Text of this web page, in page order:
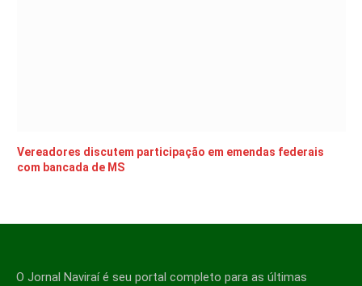
Vereadores discutem participação em emendas federais
com bancada de MS
O Jornal Naviraí é seu portal completo para as últimas